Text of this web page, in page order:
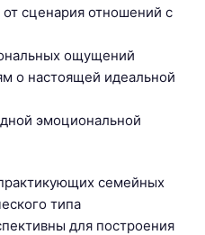
сценария отношений с
ощущений
о настоящей идеальной
эмоциональной
семейных
типа
для построения